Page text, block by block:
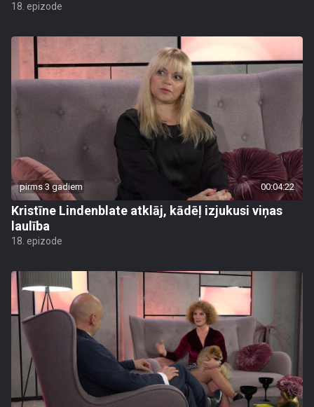
18. epizode
pirms 3 gadiem 00:04:22
Kristīne Lindenblate atklāj, kādēļ izjukusi viņas
laulība
18. epizode